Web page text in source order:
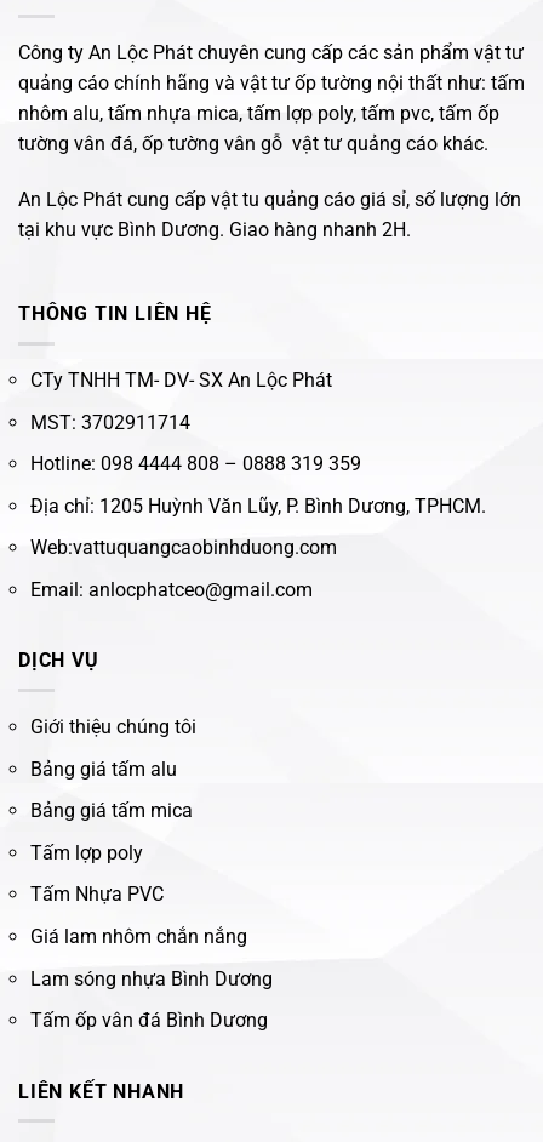
Công ty An Lộc Phát chuyên cung cấp các sản phẩm vật tư
quảng cáo chính hãng và vật tư ốp tường nội thất như: tấm
nhôm alu, tấm nhựa mica, tấm lợp poly, tấm pvc, tấm ốp
tường vân đá, ốp tường vân gỗ vật tư quảng cáo khác.
An Lộc Phát cung cấp vật tu quảng cáo giá sỉ, số lượng lớn
tại khu vực Bình Dương. Giao hàng nhanh 2H.
THÔNG TIN LIÊN HỆ
CTy TNHH TM- DV- SX An Lộc Phát
MST: 3702911714
Hotline: 098 4444 808 – 0888 319 359
Địa chỉ: 1205 Huỳnh Văn Lũy, P. Bình Dương, TPHCM.
Web:vattuquangcaobinhduong.com
Email: anlocphatceo@gmail.com
DỊCH VỤ
Giới thiệu chúng tôi
Bảng giá tấm alu
Bảng giá tấm mica
Tấm lợp poly
Tấm Nhựa PVC
Giá lam nhôm chắn nắng
Lam sóng nhựa Bình Dương
Tấm ốp vân đá Bình Dương
LIÊN KẾT NHANH